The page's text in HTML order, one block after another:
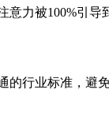
力被100%引导
行业标准，避